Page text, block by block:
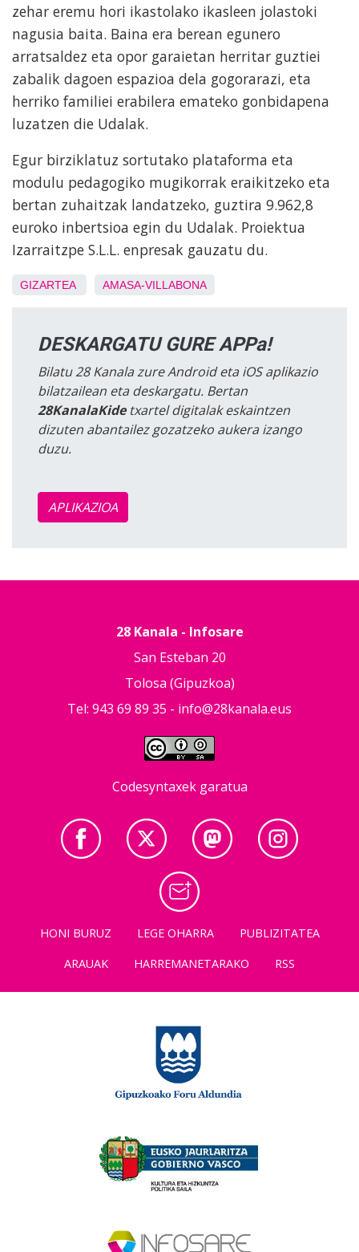
zehar eremu hori ikastolako ikasleen jolastoki
nagusia baita. Baina era berean egunero
arratsaldez eta opor garaietan herritar guztiei
zabalik dagoen espazioa dela gogorarazi, eta
herriko familiei erabilera emateko gonbidapena
luzatzen die Udalak.
Egur birziklatuz sortutako plataforma eta
modulu pedagogiko mugikorrak eraikitzeko eta
bertan zuhaitzak landatzeko, guztira 9.962,8
euroko inbertsioa egin du Udalak. Proiektua
Izarraitzpe S.L.L. enpresak gauzatu du.
GIZARTEA AMASA-VILLABONA
DESKARGATU GURE APPa!
Bilatu 28 Kanala zure Android eta iOS aplikazio
bilatzailean eta deskargatu. Bertan
28KanalaKidetxartel digitalak eskaintzen
dizuten abantailez gozatzeko aukera izango
duzu.
APLIKAZIOA
28 Kanala - Infosare
San Esteban 20
Tolosa (Gipuzkoa)
Tel: 943 69 89 35 - info@28kanala.eus
Codesyntaxek garatua
HONI BURUZ LEGE OHARRA
PUBLIZITATEA
ARAUAK
HARREMANETARAKO RSS